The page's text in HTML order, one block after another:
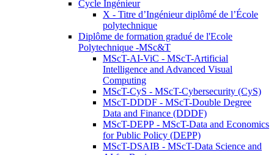
Cycle Ingénieur
X - Titre d’Ingénieur diplômé de l’École
polytechnique
Diplôme de formation gradué de l'Ecole
Polytechnique -MSc&T
MScT-AI-ViC - MScT-Artificial
Intelligence and Advanced Visual
Computing
MScT-CyS - MScT-Cybersecurity (CyS)
MScT-DDDF - MScT-Double Degree
Data and Finance (DDDF)
MScT-DEPP - MScT-Data and Economics
for Public Policy (DEPP)
MScT-DSAIB - MScT-Data Science and